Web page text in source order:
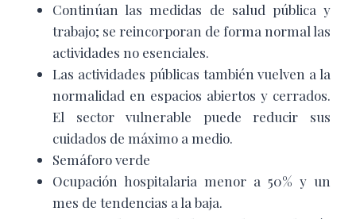
Continúan las medidas de salud pública y
trabajo; se reincorporan de forma normal las
actividades no esenciales.
Las actividades públicas también vuelven a la
normalidad en espacios abiertos y cerrados.
El sector vulnerable puede reducir sus
cuidados de máximo a medio.
Semáforo verde
Ocupación hospitalaria menor a 50% y un
mes de tendencias a la baja.